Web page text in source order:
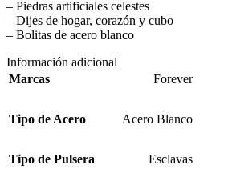
– Piedras artificiales celestes
– Dijes de hogar, corazón y cubo
– Bolitas de acero blanco
Información adicional
Marcas
Forever
Tipo de Acero Acero Blanco
Tipo de Pulsera Esclavas